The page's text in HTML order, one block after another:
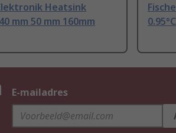
Heatsink
mm 50 mm 160mm
E-mailadres